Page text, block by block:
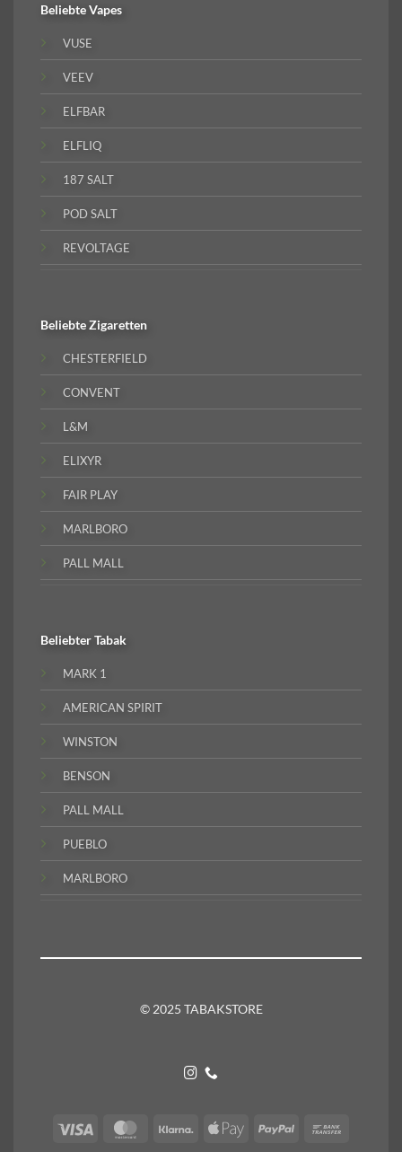
BeliebteVapes
VUSE
VEEV
ELFBAR
ELFLIQ
187 SALT
POD SALT
REVOLTAGE
BeliebteZigaretten
CHESTERFIELD
CONVENT
L&M
ELIXYR
FAIR PLAY
MARLBORO
PALL MALL
BeliebterTabak
MARK 1
AMERICAN SPIRIT
WINSTON
BENSON
PALL MALL
PUEBLO
MARLBORO
© 2025 TABAKSTORE
Visa MasterCardKlarna
Apple
PayPal